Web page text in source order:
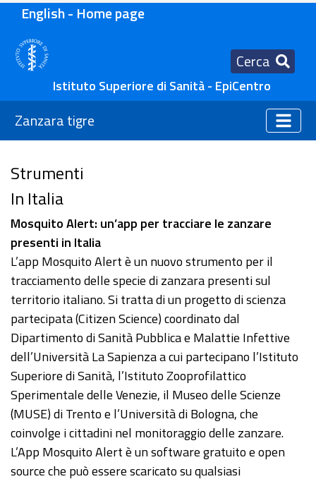
English - Home page
Cerca
Istituto Superiore di Sanità - EpiCentro
Zanzara tigre
Strumenti
In Italia
Mosquito Alert: un’app per tracciare le zanzare
presenti in Italia
L’app Mosquito Alert è un nuovo strumento per il
tracciamento delle specie di zanzara presenti sul
territorio italiano. Si tratta di un progetto di scienza
partecipata (Citizen Science) coordinato dal
Dipartimento di Sanità Pubblica e Malattie Infettive
dell’Università La Sapienza a cui partecipano l’Istituto
Superiore di Sanità, l’Istituto Zooprofilattico
Sperimentale delle Venezie, il Museo delle Scienze
(MUSE) di Trento e l’Università di Bologna, che
coinvolge i cittadini nel monitoraggio delle zanzare.
L’App Mosquito Alert è un software gratuito e open
source che può essere scaricato su qualsiasi